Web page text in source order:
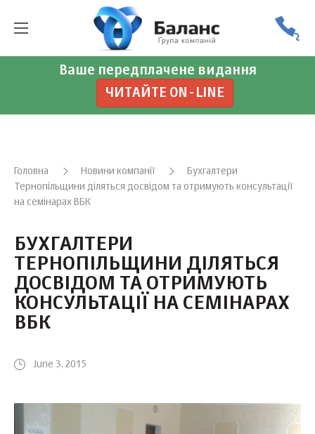
Ваше передплачене видання
ЧИТАЙТЕ ON-LINE
Головна Новини компанії
Бухгалтери
Тернопільщини діляться досвідом та отримують консультації
на семінарах ВБК
БУХГАЛТЕРИ
ТЕРНОПІЛЬЩИНИ ДІЛЯТЬСЯ
ДОСВІДОМ ТА ОТРИМУЮТЬ
КОНСУЛЬТАЦІЇ НА СЕМІНАРАХ
ВБК
June 3, 2015